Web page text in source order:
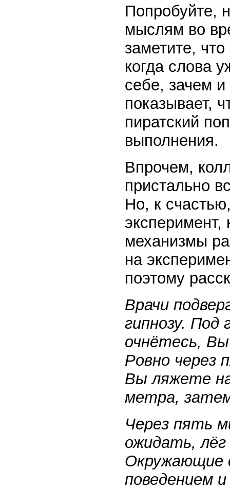
Попробуйте,
мыслям во
заметите,
когда слова
себе, зачем
показывает,
пиратский
выполнения.
Впрочем,
пристально
Но, к
эксперимент,
механизмы
на
поэтому
Врачи
гипнозу. Под
очнётесь, Вы
Ровно через
Вы ляжете
метра,
Через пять
ожидать, лёг
Окружающие
поведением